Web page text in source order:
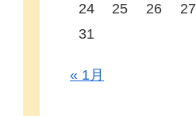
24
25 26 27
31
« 1月